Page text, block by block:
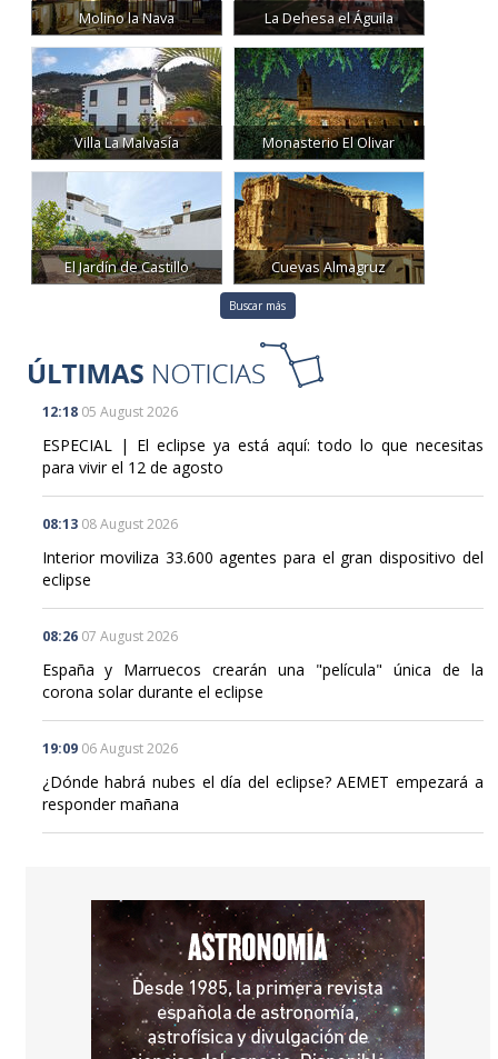
Molino la Nava La Dehesa el Águila
Villa La Malvasía Monasterio El Olivar
El Jardín de Castillo Cuevas Almagruz
Buscar más
12:18 05 August 2026
ESPECIAL | El eclipse ya está aquí: todo lo que necesitas
para vivir el 12 de agosto
08:13 08 August 2026
Interior moviliza 33.600 agentes para el gran dispositivo del
eclipse
08:26 07 August 2026
España y Marruecos crearán una "película" única de la
corona solar durante el eclipse
19:09 06 August 2026
¿Dónde habrá nubes el día del eclipse? AEMET empezará a
responder mañana